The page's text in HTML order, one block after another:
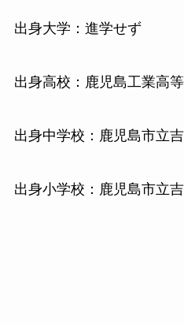
出身大学：進学せず
出身高校：鹿児島工業高
出身中学校：鹿児島市立
出身小学校：鹿児島市立